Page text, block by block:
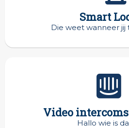
Smart
Die weet wanneer jij
Video
Hallo wie is